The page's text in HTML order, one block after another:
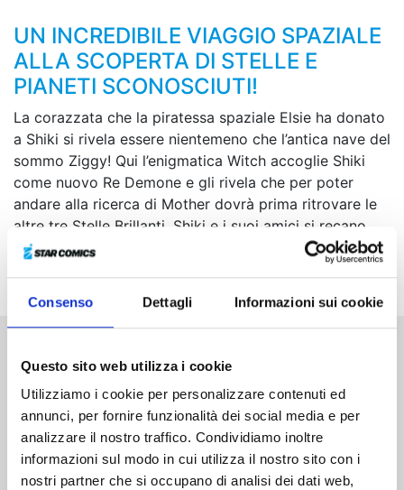
Consenso Dettagli Informazioni sui cookie
Questo sito web utilizza i cookie
Utilizziamo i cookie per personalizzare contenuti ed
annunci, per fornire funzionalità dei social media e per
analizzare il nostro traffico. Condividiamo inoltre
informazioni sul modo in cui utilizza il nostro sito con i
nostri partner che si occupano di analisi dei dati web,
UN INCREDIBILE VIAGGIO SPAZIALE
ALLA SCOPERTA DI STELLE E
PIANETI SCONOSCIUTI!
La corazzata che la piratessa spaziale Elsie ha donato
a Shiki si rivela essere nientemeno che l’antica nave del
sommo Ziggy! Qui l’enigmatica Witch accoglie Shiki
come nuovo Re Demone e gli rivela che per poter
andare alla ricerca di Mother dovrà prima ritrovare le
altre tre Stelle Brillanti. Shiki e i suoi amici si recano
quindi su Blue Garden, alla ricerca di qualche indizio
Altri volumi della serie